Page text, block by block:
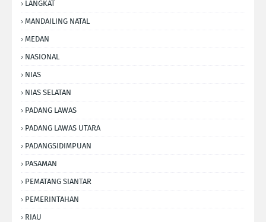
LANGKAT
MANDAILING NATAL
MEDAN
NASIONAL
NIAS
NIAS SELATAN
PADANG LAWAS
PADANG LAWAS UTARA
PADANGSIDIMPUAN
PASAMAN
PEMATANG SIANTAR
PEMERINTAHAN
RIAU